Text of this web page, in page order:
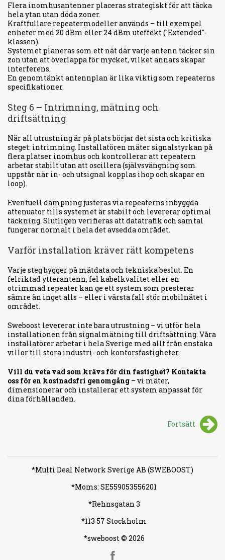
Flera inomhusantenner placeras strategiskt för att täcka
hela ytan utan döda zoner.
Kraftfullare repeatermodeller används – till exempel
enheter med 20 dBm eller 24 dBm uteffekt ("Extended"-
klassen).
Systemet planeras som ett nät där varje antenn täcker sin
zon utan att överlappa för mycket, vilket annars skapar
interferens.
En genomtänkt antennplan är lika viktig som repeaterns
specifikationer.
Steg 6 – Intrimning, mätning och
driftsättning
När all utrustning är på plats börjar det sista och kritiska
steget: intrimning. Installatören mäter signalstyrkan på
flera platser inomhus och kontrollerar att repeatern
arbetar stabilt utan att oscillera (självsvängning som
uppstår när in- och utsignal kopplas ihop och skapar en
loop).
Eventuell dämpning justeras via repeaterns inbyggda
attenuator tills systemet är stabilt och levererar optimal
täckning. Slutligen verifieras att datatrafik och samtal
fungerar normalt i hela det avsedda området.
Varför installation kräver rätt kompetens
Varje steg bygger på mätdata och tekniska beslut. En
felriktad ytterantenn, fel kabelkvalitet eller en
otrimmad repeater kan ge ett system som presterar
sämre än inget alls – eller i värsta fall stör mobilnätet i
området.
Sweboost levererar inte bara utrustning – vi utför hela
installationen från signalmätning till driftsättning. Våra
installatörer arbetar i hela Sverige med allt från enstaka
villor till stora industri- och kontorsfastigheter.
Vill du veta vad som krävs för din fastighet? Kontakta
oss för en kostnadsfri genomgång – vi mäter,
dimensionerar och installerar ett system anpassat för
dina förhållanden.
Fortsätt
*Multi Deal Network Sverige AB (SWEBOOST)
*Moms: SE559053556201
*Rehnsgatan 3
*113 57 Stockholm
*sweboost © 2026